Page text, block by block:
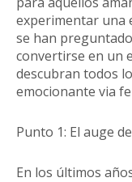
experimentar una
se han
convertirse en un
descubran todos
emocionante via
Punto 1: El auge
En los últimos